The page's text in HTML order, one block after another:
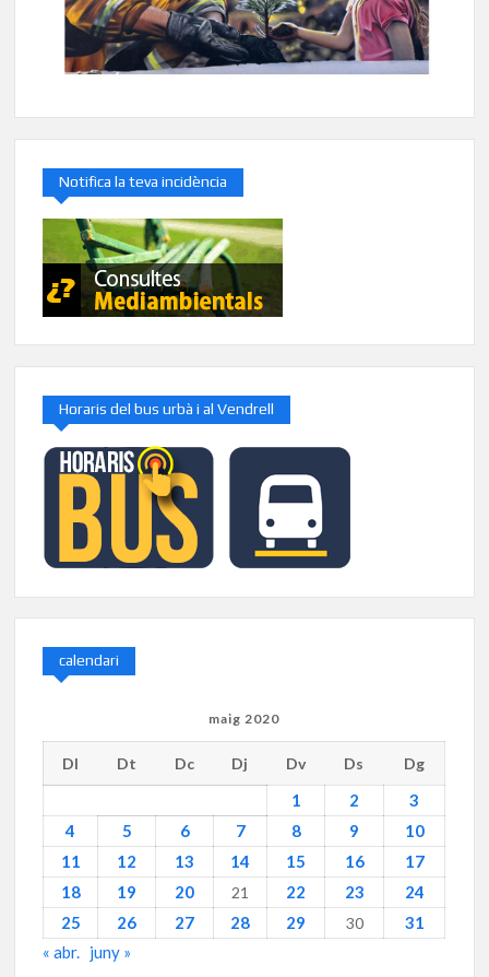
Notifica la teva incidència
Horaris del bus urbà i al Vendrell
calendari
maig 2020
Dl Dt Dc Dj Dv Ds Dg
1 2
3
4
5 6 7 8 9
10
11
12 13 14 15 16
17
18
19 20 21 22 23
24
25
26 27 28 29 30
31
« abr. juny »